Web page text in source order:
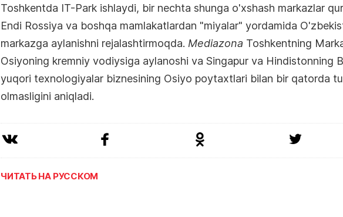
Toshkentda IT-Park ishlaydi, bir nechta shunga o'xshash markazlar
Endi Rossiya va boshqa mamlakatlardan "miyalar" yordamida
markazga aylanishni rejalashtirmoqda. Mediazona Toshkentning
Osiyoning kremniy vodiysiga aylanoshi va Singapur va Hindistonning
yuqori texnologiyalar biznesining Osiyo poytaxtlari bilan bir qatorda
olmasligini aniqladi.
ЧИТАТЬ НА РУССКОМ